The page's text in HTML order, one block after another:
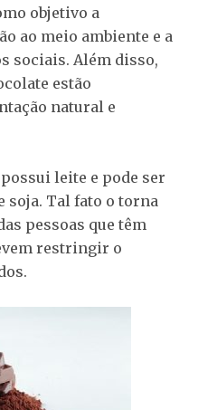
objetivo a
ao meio ambiente e a
sociais. Além disso,
estão
natural e
leite e pode ser
soja. Tal fato o torna
pessoas que têm
restringir o